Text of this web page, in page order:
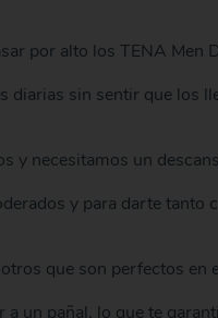
por alto los TENA
diarias sin sentir que los
y necesitamos un
y para darte tanto
que son perfectos
un pañal, lo que te